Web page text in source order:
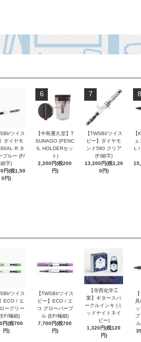
ツイス
ダイヤモ
R ネ
ブルー (F/
細字)
円(税1,50
0円)
6
【中島重久堂】T
SUNAGO (PENC
IL HOLDERセッ
ト)
2,200円(税200
円)
7
【TWSBI/ツイス
ビー】ダイヤモ
ンド580 クリア
(F/細字)
13,200円(税1,20
0円)
8
ェ
L /
ツイス
ECO / エ
ーグリー
極細)
円(税700
円)
【TWSBI/ツイス
ビー】ECO / エ
コ グローパープ
ル (EF/極細)
7,700円(税700
円)
【寺西化学工
業】ギタースパ
ークルインキ (ミ
ッドナイトネイ
ビー)
1,320円(税120
円)
具